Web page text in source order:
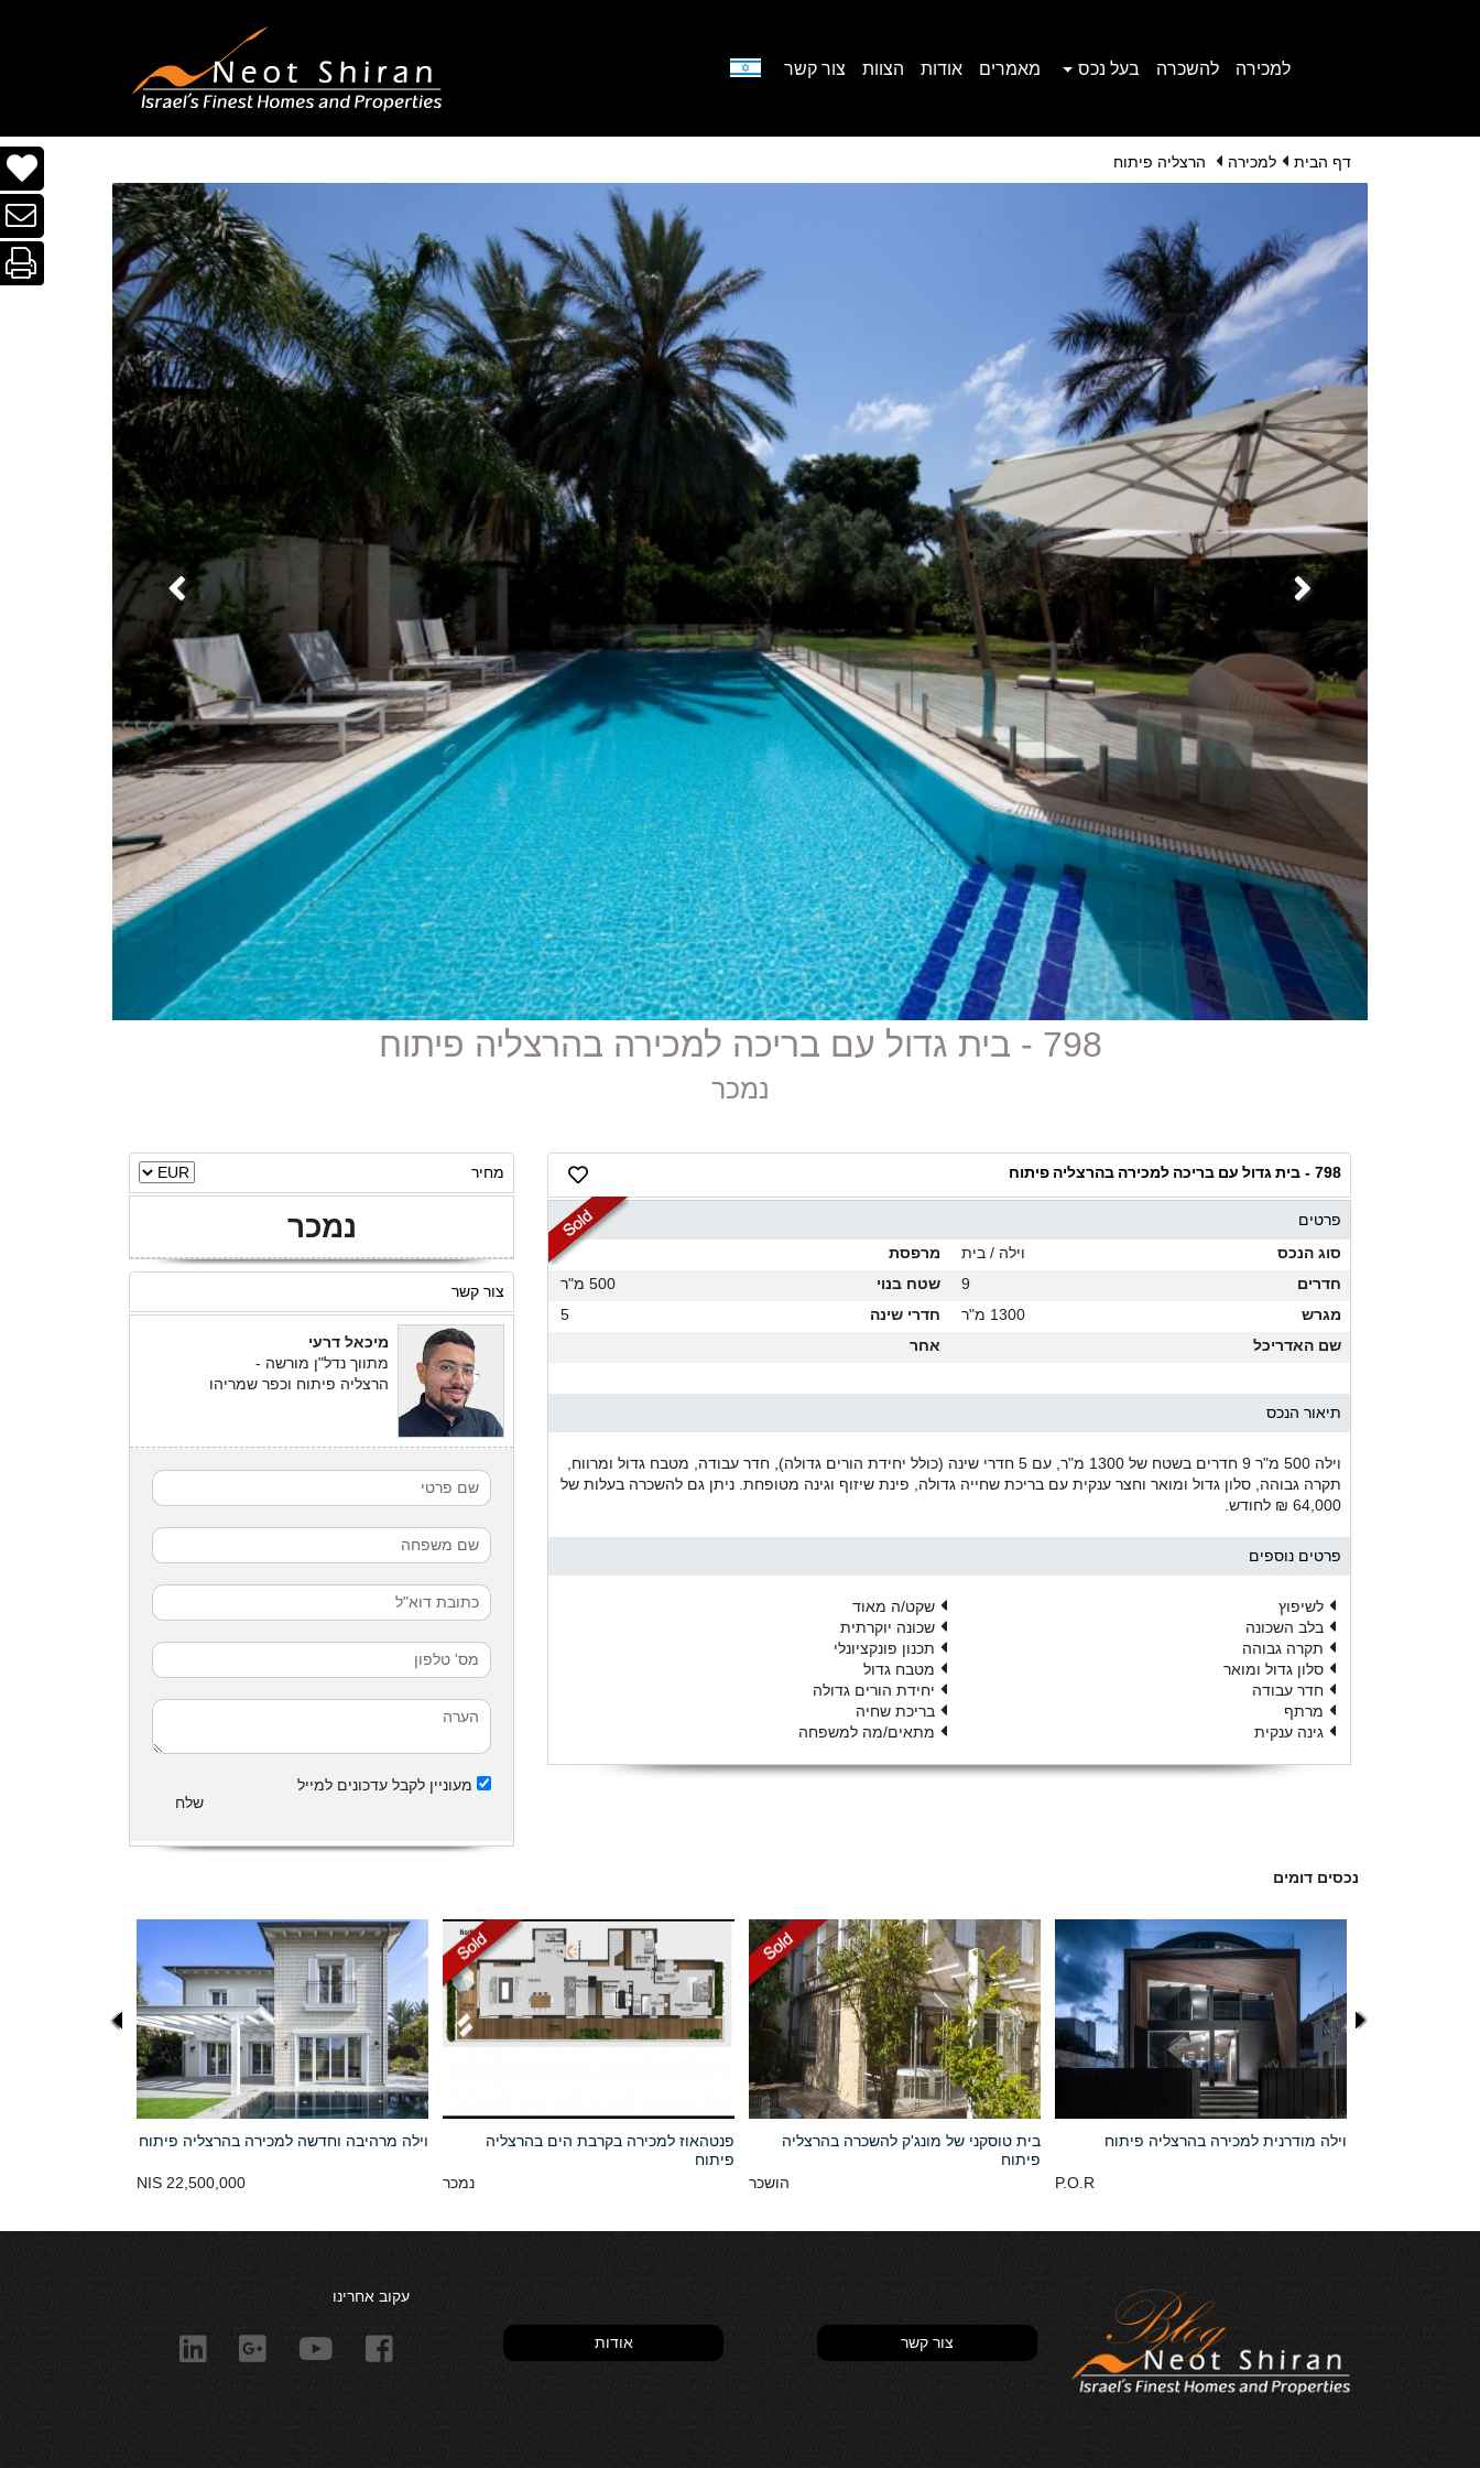
למכירה להשכרה בעל נכס מאמרים אודות הצוות צור קשר
דף הבית למכירה הרצליה פיתוח
798 - בית גדול עם בריכה למכירה בהרצליה פיתוח
נמכר
798 - בית גדול עם בריכה למכירה בהרצליה פיתוח
פרטים
סוג הנכס
וילה / בית
מרפסת
חדרים
9 שטח בנוי
500 מ"ר
מגרש
1300 מ"ר חדרי שינה
5
שם האדריכל
אחר
תיאור הנכס
וילה 500 מ"ר 9 חדרים בשטח של 1300 מ"ר, עם 5 חדרי שינה (כולל יחידת הורים גדולה), חדר עבודה, מטבח גדול ומרווח,
תקרה גבוהה, סלון גדול ומואר וחצר ענקית עם בריכת שחייה גדולה, פינת שיזוף וגינה מטופחת. ניתן גם להשכרה בעלות של
64,000 ₪ לחודש.
פרטים נוספים
לשיפוץ
שקט/ה מאוד
בלב השכונה
שכונה יוקרתית
תקרה גבוהה
תכנון פונקציונלי
סלון גדול ומואר
מטבח גדול
חדר עבודה
יחידת הורים גדולה
מרתף
בריכת שחיה
גינה ענקית
מתאים/מה למשפחה
מחיר
נמכר
צור קשר
מיכאל דרעי
מתווך נדל"ן מורשה -
הרצליה פיתוח וכפר שמריהו
מעוניין לקבל עדכונים למייל
שלח
נכסים דומים
וילה מרהיבה וחדשה למכירה בהרצליה פיתוח
22,500,000 NIS
פנטהאוז למכירה בקרבת הים בהרצליה
פיתוח
נמכר
בית טוסקני של מונג'ק להשכרה בהרצליה
פיתוח
הושכר
וילה מודרנית למכירה בהרצליה פיתוח
P.O.R
צור קשר אודות
עקוב אחרינו